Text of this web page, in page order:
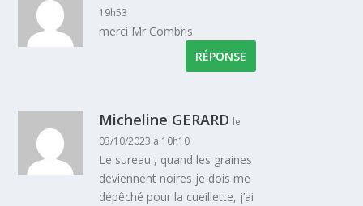
19h53
merci Mr Combris
RÉPONSE
Micheline GERARD le
03/10/2023 à 10h10
Le sureau , quand les graines
deviennent noires je dois me
dépêché pour la cueillette, j’ai